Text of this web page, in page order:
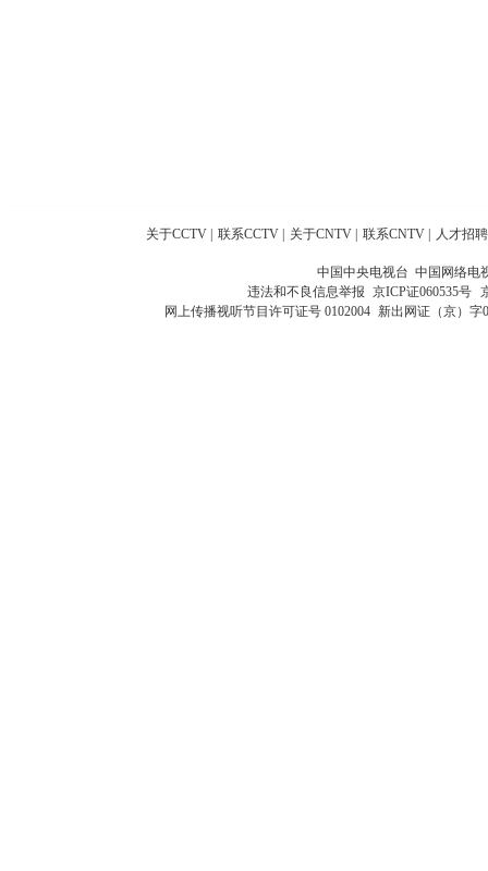
关于CCTV 联系CCTV 关于CNTV 联系CNTV 人才招聘
中国中央电视台 中国网络电
违法和不良信息举报 京ICP证060535号
网上传播视听节目许可证号 0102004 新出网证（京）